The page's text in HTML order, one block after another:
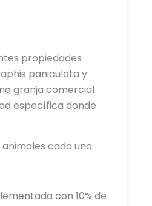
propiedades
paniculata y
granja comercial
específica donde
cada uno:
con 10% de